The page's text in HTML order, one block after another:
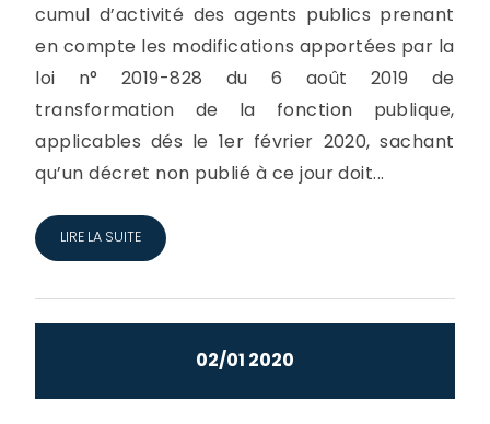
cumul d’activité des agents publics prenant
en compte les modifications apportées par la
loi n° 2019-828 du 6 août 2019 de
transformation de la fonction publique,
applicables dés le 1er février 2020, sachant
qu’un décret non publié à ce jour doit...
LIRE LA SUITE
02/01 2020